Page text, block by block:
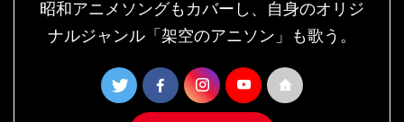
昭和アニメソングもカバーし、自身のオリジ
ナルジャンル「架空のアニソン」も歌う。